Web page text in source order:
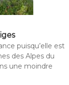
puisqu’elle est
des Alpes du
une moindre